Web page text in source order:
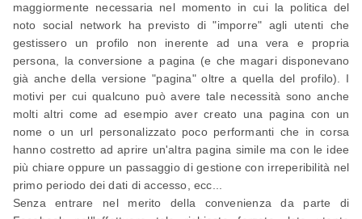
maggiormente necessaria nel momento in cui la politica del
noto social network ha previsto di "imporre" agli utenti che
gestissero un profilo non inerente ad una vera e propria
persona, la conversione a pagina (e che magari disponevano
già anche della versione "pagina" oltre a quella del profilo). I
motivi per cui qualcuno può avere tale necessità sono anche
molti altri come ad esempio aver creato una pagina con un
nome o un url personalizzato poco performanti che in corsa
hanno costretto ad aprire un'altra pagina simile ma con le idee
più chiare oppure un passaggio di gestione con irreperibilità nel
primo periodo dei dati di accesso, ecc...
Senza entrare nel merito della convenienza da parte di